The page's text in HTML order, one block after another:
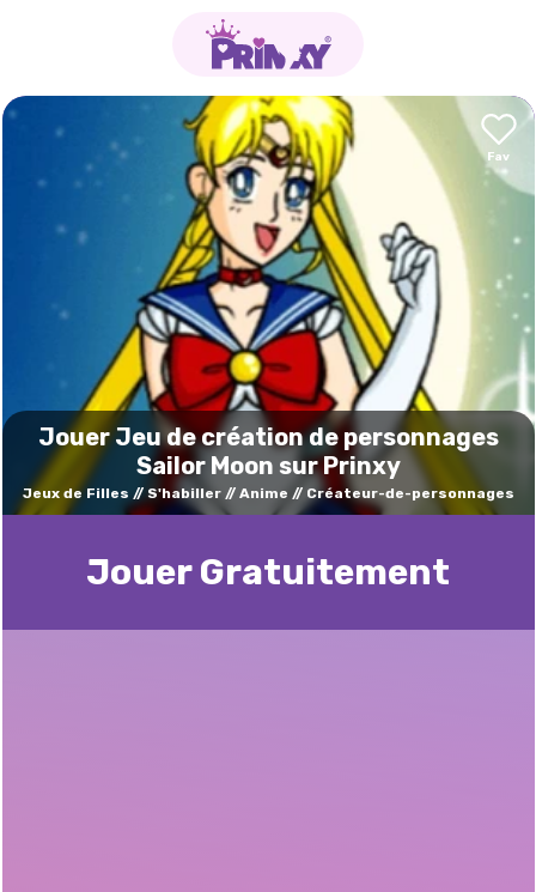
Jouer Jeu de création de personnages
Sailor Moon sur Prinxy
Jeux de Filles S'habiller Anime Créateur-de-personnages
Jouer Gratuitement